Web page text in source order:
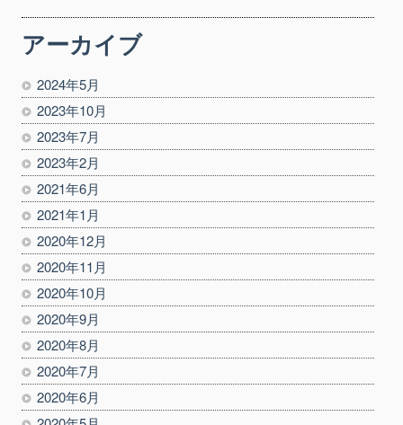
アーカイブ
2024年5月
2023年10月
2023年7月
2023年2月
2021年6月
2021年1月
2020年12月
2020年11月
2020年10月
2020年9月
2020年8月
2020年7月
2020年6月